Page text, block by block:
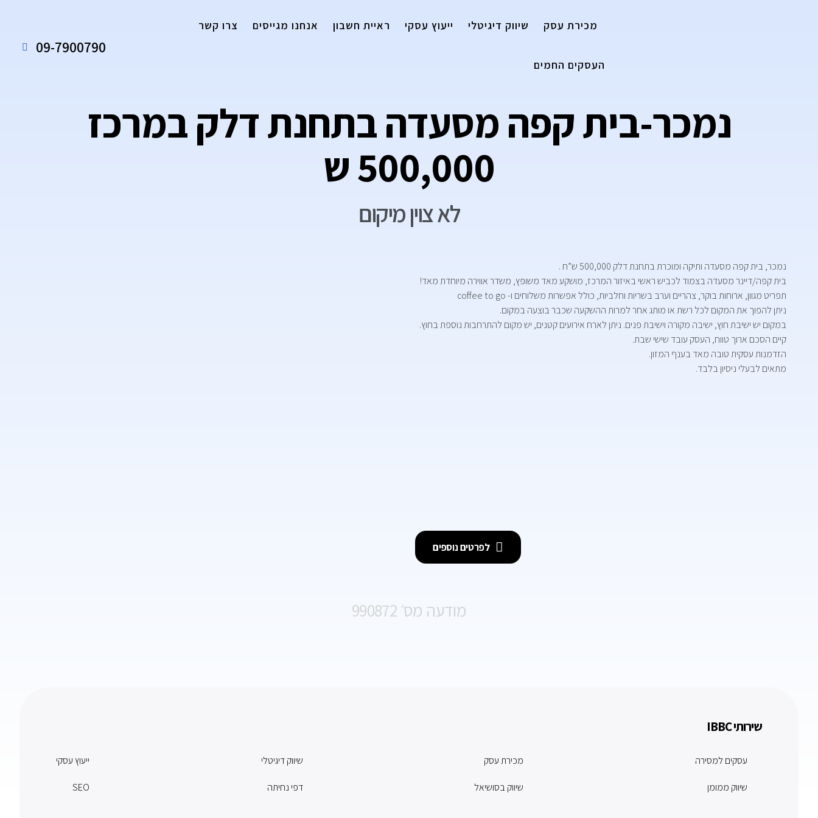
09-7900790
צרו קשר אנחנו מגייסים ראיית חשבון ייעוץ עסקי שיווק דיגיטלי מכירת עסק
העסקים החמים
נמכר-בית קפה מסעדה בתחנת דלק במרכז
500,000 ש
לא צוין מיקום
נמכר, בית קפה מסעדה ותיקה ומוכרת בתחנת דלק 500,000 ש”ח .
בית קפה/דיינר מסעדה בצמוד לכביש ראשי באיזור המרכז, מושקע מאד משופץ, משדר אווירה מיוחדת מאד!
תפריט מגוון, ארוחות בוקר, צהריים וערב בשריות וחלביות, כולל אפשרות משלוחים ו- coffee to go
ניתן להפוך את המקום לכל רשת או מותג אחר למרות ההשקעה שכבר בוצעה במקום.
במקום יש ישיבת חוץ, ישיבה מקורה וישיבת פנים. ניתן לארח אירועים קטנים, יש מקום להתרחבות נוספת בחוץ.
קיים הסכם ארוך טווח, העסק עובד שישי שבת.
הזדמנות עסקית טובה מאד בענף המזון.
מתאים לבעלי ניסיון בלבד.
לפרטים נוספים
מודעה מס׳ 990872
שירותי IBBC
ייעוץ עסקי
SEO
שיווק דיגיטלי
דפי נחיתה
מכירת עסק
שיווק בסושיאל
עסקים למסירה
שיווק ממומן